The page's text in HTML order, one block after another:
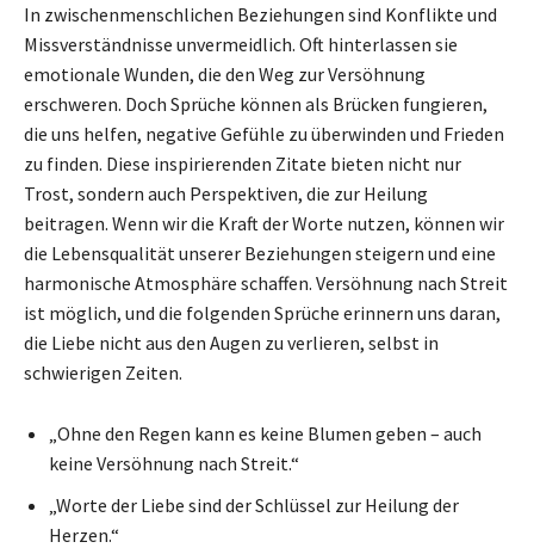
In zwischenmenschlichen Beziehungen sind Konflikte und
Missverständnisse unvermeidlich. Oft hinterlassen sie
emotionale Wunden, die den Weg zur Versöhnung
erschweren. Doch Sprüche können als Brücken fungieren,
die uns helfen, negative Gefühle zu überwinden und Frieden
zu finden. Diese inspirierenden Zitate bieten nicht nur
Trost, sondern auch Perspektiven, die zur Heilung
beitragen. Wenn wir die Kraft der Worte nutzen, können wir
die Lebensqualität unserer Beziehungen steigern und eine
harmonische Atmosphäre schaffen. Versöhnung nach Streit
ist möglich, und die folgenden Sprüche erinnern uns daran,
die Liebe nicht aus den Augen zu verlieren, selbst in
schwierigen Zeiten.
„Ohne den Regen kann es keine Blumen geben – auch
keine Versöhnung nach Streit.“
„Worte der Liebe sind der Schlüssel zur Heilung der
Herzen.“